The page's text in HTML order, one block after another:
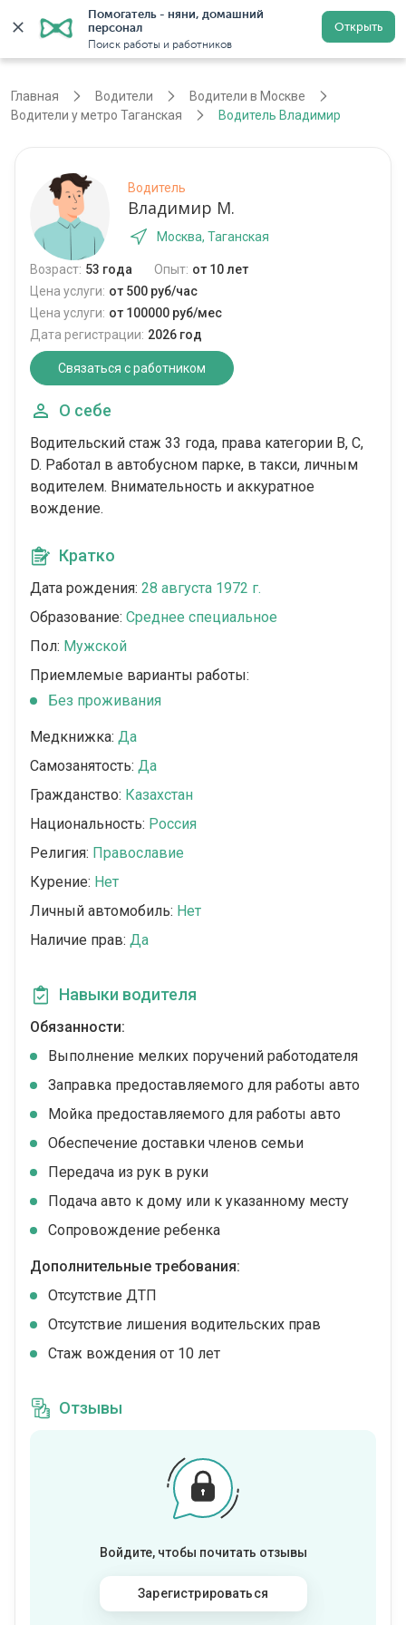
Помогатель - няни, домашний
персонал
Поиск работы и работников
Открыть
Регистрация
Главная Водители
Водители в Москве
Водители у метро Таганская
Водитель Владимир
Водитель
Владимир М.
Москва, Таганская
Возраст: 53 года Опыт: от 10 лет
Цена услуги: от 500 руб/час
Цена услуги: от 100000 руб/мес
Дата регистрации: 2026 год
Связаться с работником
О себе
Водительский стаж 33 года, права категории В, С,
D. Работал в автобусном парке, в такси, личным
водителем. Внимательность и аккуратное
вождение.
Кратко
Дата рождения: 28 августа 1972 г.
Образование: Среднее специальное
Пол: Мужской
Приемлемые варианты работы:
Без проживания
Медкнижка: Да
Самозанятость: Да
Гражданство: Казахстан
Национальность: Россия
Религия: Православие
Курение: Нет
Личный автомобиль: Нет
Наличие прав: Да
Навыки водителя
Обязанности:
Выполнение мелких поручений работодателя
Заправка предоставляемого для работы авто
Мойка предоставляемого для работы авто
Обеспечение доставки членов семьи
Передача из рук в руки
Подача авто к дому или к указанному месту
Сопровождение ребенка
Дополнительные требования:
Отсутствие ДТП
Отсутствие лишения водительских прав
Стаж вождения от 10 лет
Отзывы
Войдите, чтобы почитать отзывы
Зарегистрироваться